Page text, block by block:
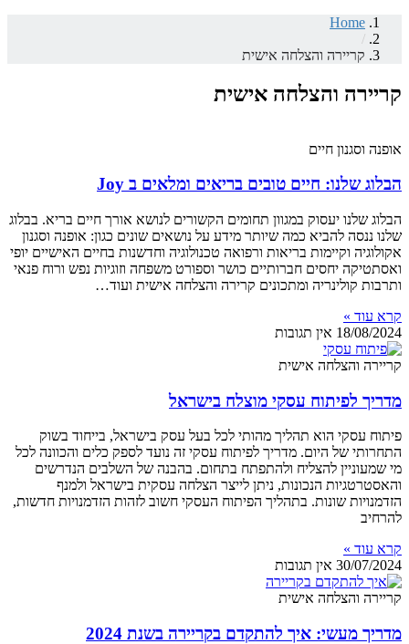
Home
/
קריירה והצלחה אישית
קריירה והצלחה אישית
אופנה וסגנון חיים
הבלוג שלנו: חיים טובים בריאים ומלאים ב Joy
הבלוג שלנו יעסוק במגוון תחומים הקשורים לנושא אורך חיים בריא. בבלוג
שלנו ננסה להביא כמה שיותר מידע על נושאים שונים כגון: אופנה וסגנון
אקולוגיה וקיימות בריאות ורפואה טכנולוגיה וחדשנות בחיים האישיים יופי
ואסתטיקה יחסים חברותיים כושר וספורט משפחה וזוגיות נפש ורוח פנאי
ותרבות קולינריה ומתכונים קרירה והצלחה אישית ועוד…
קרא עוד »
18/08/2024 אין תגובות
קריירה והצלחה אישית
מדריך לפיתוח עסקי מוצלח בישראל
פיתוח עסקי הוא תהליך מהותי לכל בעל עסק בישראל, בייחוד בשוק
התחרותי של היום. מדריך לפיתוח עסקי זה נועד לספק כלים והכוונה לכל
מי שמעוניין להצליח ולהתפתח בתחום. בהבנה של השלבים הנדרשים
והאסטרטגיות הנכונות, ניתן לייצר הצלחה עסקית בישראל ולמנף
הזדמנויות שונות. בתהליך הפיתוח העסקי חשוב לזהות הזדמנויות חדשות,
להרחיב
קרא עוד »
30/07/2024 אין תגובות
קריירה והצלחה אישית
מדריך מעשי: איך להתקדם בקריירה בשנת 2024